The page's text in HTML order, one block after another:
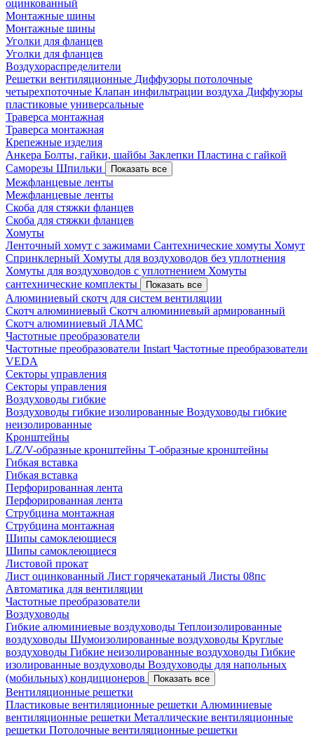
оцинкованный
Монтажные шины
Монтажные шины
Уголки для фланцев
Уголки для фланцев
Воздухораспределители
Решетки вентиляционные Диффузоры потолочные
четырехпоточные Клапан инфильтрации воздуха Диффузоры
пластиковые универсальные
Траверса монтажная
Траверса монтажная
Крепежные изделия
Анкера Болты, гайки, шайбы Заклепки Пластина с гайкой
Саморезы Шпильки Показать все
Межфланцевые ленты
Межфланцевые ленты
Скоба для стяжки фланцев
Скоба для стяжки фланцев
Хомуты
Ленточный хомут с зажимами Сантехнические хомуты Хомут
Спринклерный Хомуты для воздуховодов без уплотнения
Хомуты для воздуховодов с уплотнением Хомуты
сантехнические комплекты
Показать все
Алюминиевый скотч для систем вентиляции
Скотч алюминиевый Скотч алюминиевый армированный
Скотч алюминиевый ЛАМС
Частотные преобразователи
Частотные преобразователи Instart Частотные преобразователи
VEDA
Секторы управления
Секторы управления
Воздуховоды гибкие
Воздуховоды гибкие изолированные Воздуховоды гибкие
неизолированные
Кронштейны
L/Z/V-образные кронштейны Т-образные кронштейны
Гибкая вставка
Гибкая вставка
Перфорированная лента
Перфорированная лента
Струбцина монтажная
Струбцина монтажная
Шипы самоклеющиеся
Шипы самоклеющиеся
Листовой прокат
Лист оцинкованный Лист горячекатаный Листы 08пс
Автоматика для вентиляции
Частотные преобразователи
Воздуховоды
Гибкие алюминиевые воздуховоды Теплоизолированные
воздуховоды Шумоизолированные воздуховоды Круглые
воздуховоды Гибкие неизолированные воздуховоды Гибкие
изолированные воздуховоды Воздуховоды для напольных
(мобильных) кондиционеров
Показать все
Вентиляционные решетки
Пластиковые вентиляционные решетки Алюминиевые
вентиляционные решетки Металлические вентиляционные
решетки Потолочные вентиляционные решетки